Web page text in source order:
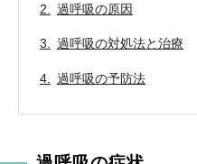
過呼吸の原因
過呼吸の対処法と治療
過呼吸の予防法